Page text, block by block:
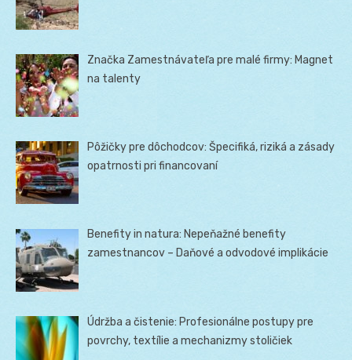
Značka Zamestnávateľa pre malé firmy: Magnet
na talenty
Pôžičky pre dôchodcov: Špecifiká, riziká a zásady
opatrnosti pri financovaní
Benefity in natura: Nepeňažné benefity
zamestnancov – Daňové a odvodové implikácie
Údržba a čistenie: Profesionálne postupy pre
povrchy, textílie a mechanizmy stoličiek